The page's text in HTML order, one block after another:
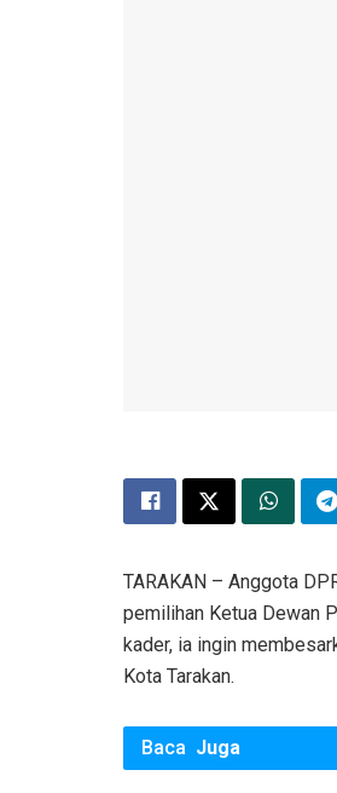
TARAKAN – Anggota
pemilihan Ketua Dewan
kader, ia ingin
Kota Tarakan.
Baca Juga